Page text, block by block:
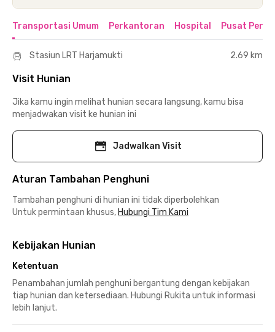
Transportasi Umum Perkantoran Hospital Pusat
Stasiun LRT Harjamukti 2.69 km
Visit Hunian
Jika kamu ingin melihat hunian secara langsung, kamu bisa
menjadwakan visit ke hunian ini
Jadwalkan Visit
Aturan Tambahan Penghuni
Tambahan penghuni di hunian ini tidak diperbolehkan
Untuk permintaan khusus, Hubungi Tim Kami
Kebijakan Hunian
Ketentuan
Penambahan jumlah penghuni bergantung dengan kebijakan
tiap hunian dan ketersediaan. Hubungi Rukita untuk informasi
lebih lanjut.